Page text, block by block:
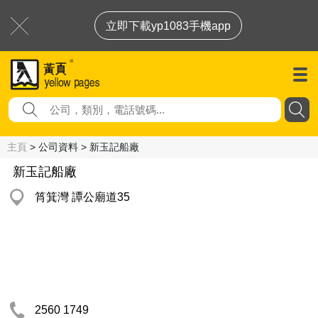
立即下載yp1083手機app
主頁 > 公司資料 > 新玉記船廠
新玉記船廠
筲箕灣 譚公廟道35
2560 1749